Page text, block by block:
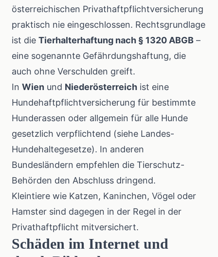
österreichischen Privathaftpflichtversicherung
praktisch nie eingeschlossen. Rechtsgrundlage
ist die Tierhalterhaftung nach § 1320 ABGB –
eine sogenannte Gefährdungshaftung, die
auch ohne Verschulden greift.
In Wien und Niederösterreich ist eine
Hundehaftpflichtversicherung für bestimmte
Hunderassen oder allgemein für alle Hunde
gesetzlich verpflichtend (siehe Landes-
Hundehaltegesetze). In anderen
Bundesländern empfehlen die Tierschutz-
Behörden den Abschluss dringend.
Kleintiere wie Katzen, Kaninchen, Vögel oder
Hamster sind dagegen in der Regel in der
Privathaftpflicht mitversichert.
Schäden im Internet und